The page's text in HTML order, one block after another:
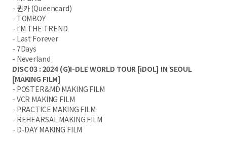
- 퀸카 (Queencard)
- TOMBOY
- i'M THE TREND
- Last Forever
- 7Days
- Neverland
DISC 03 : 2024 (G)I-DLE WORLD TOUR [iDOL] IN SEOUL
[MAKING FILM]
- POSTER&MD MAKING FILM
- VCR MAKING FILM
- PRACTICE MAKING FILM
- REHEARSAL MAKING FILM
- D-DAY MAKING FILM